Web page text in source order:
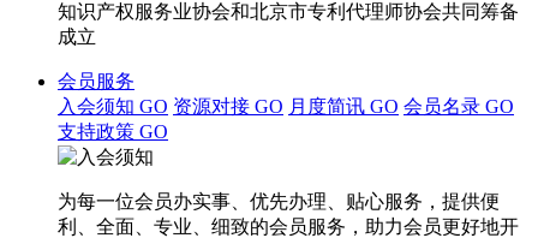
知识产权服务业协会和北京市专利代理师协会共同筹备
成立
会员服务
入会须知 GO 资源对接 GO 月度简讯 GO 会员名录 GO
支持政策 GO
为每一位会员办实事、优先办理、贴心服务，提供便
利、全面、专业、细致的会员服务，助力会员更好地开